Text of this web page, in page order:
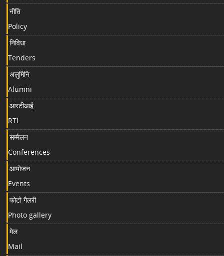
नीति
Policy
निविधा
Tenders
अलुमिनि
Alumni
आरटीआई
RTI
सम्मेलन
Conferences
आयोजन
Events
फोटो गैलरी
Photo gallery
मेल
Mail